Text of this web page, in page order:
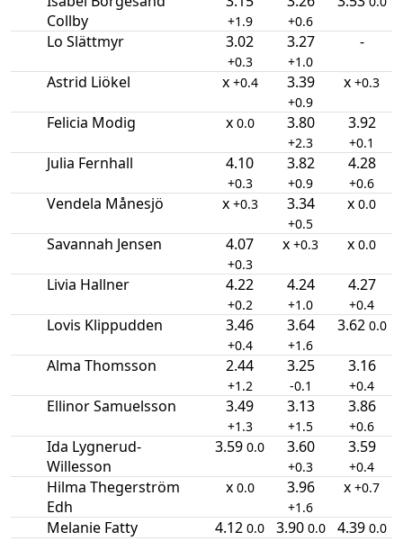
Collby
+1.9 +0.6
Lo Slättmyr 3.02
+0.3
3.27
+1.0
-
Astrid Liökel x +0.4 3.39
+0.9
x +0.3
Felicia Modig x 0.0 3.80
+2.3
3.92
+0.1
Julia Fernhall 4.10
+0.3
3.82
+0.9
4.28
+0.6
Vendela Månesjö x +0.3 3.34
+0.5
x 0.0
Savannah Jensen 4.07
+0.3
x +0.3 x 0.0
Livia Hallner 4.22
+0.2
4.24
+1.0
4.27
+0.4
Lovis Klippudden 3.46
+0.4
3.64
+1.6
3.62 0.0
Alma Thomsson 2.44
+1.2
3.25
-0.1
3.16
+0.4
Ellinor Samuelsson 3.49
+1.3
3.13
+1.5
3.86
+0.6
Ida Lygnerud-
Willesson
3.59 0.0 3.60
+0.3
3.59
+0.4
Hilma Thegerström
Edh
x 0.0 3.96
+1.6
x +0.7
Melanie Fatty 4.12 0.0 3.90 0.0 4.39 0.0